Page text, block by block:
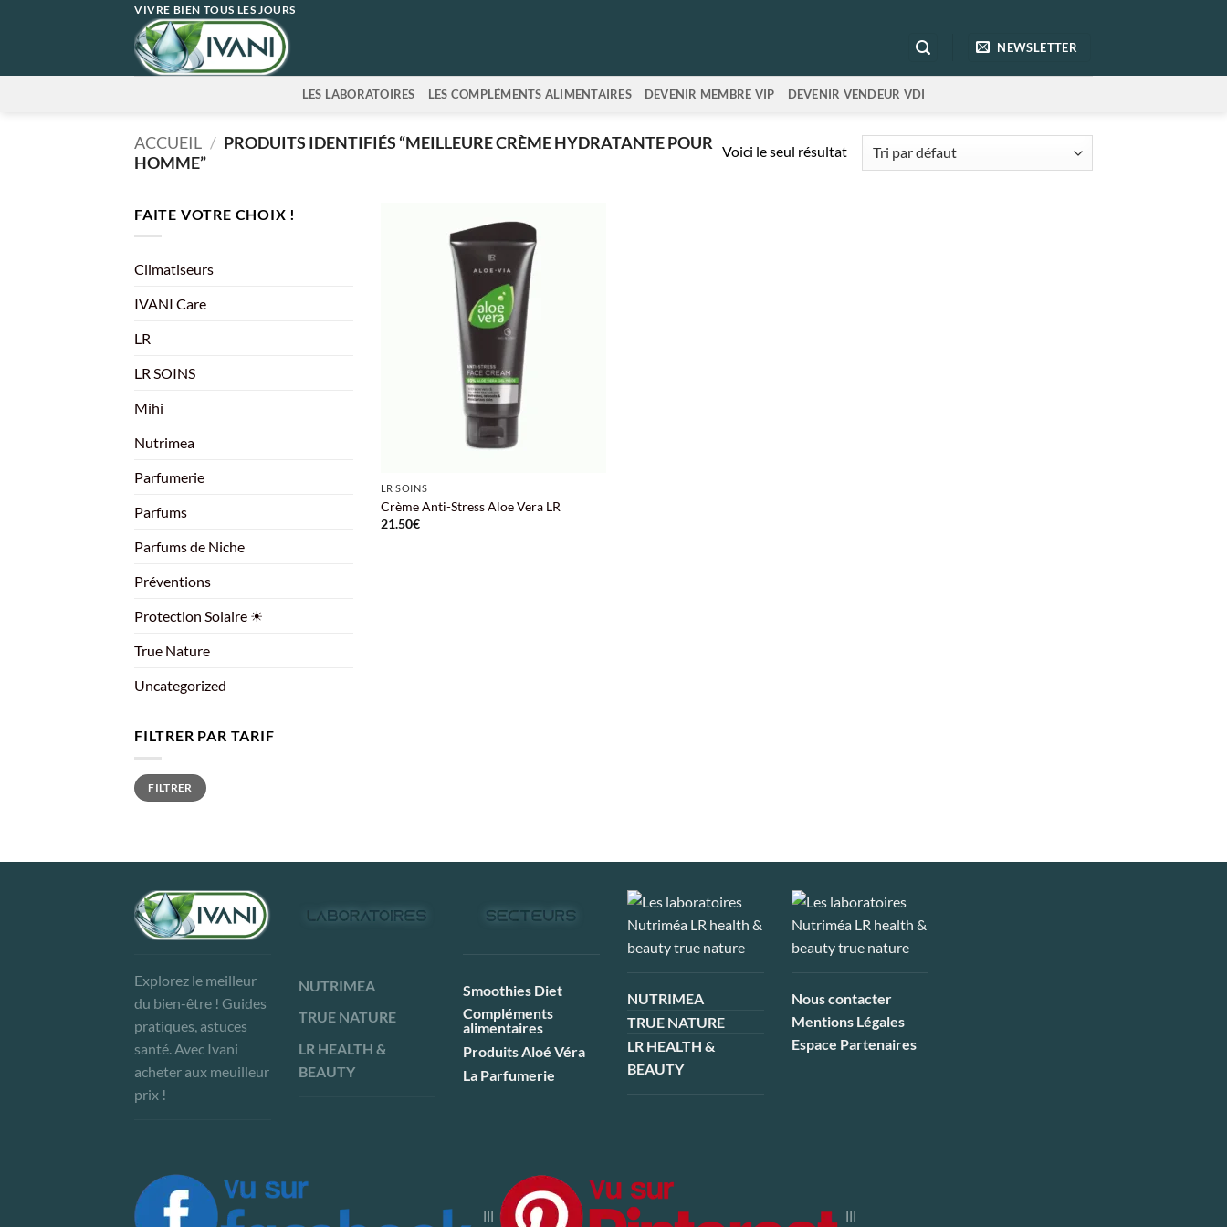
VIVRE BIEN TOUS LES JOURS
NEWSLETTER
LES LABORATOIRES LES COMPLÉMENTS ALIMENTAIRES DEVENIR MEMBRE VIP DEVENIR VENDEUR VDI
ACCUEIL / PRODUITS IDENTIFIÉS “MEILLEURE CRÈME HYDRATANTE POUR
HOMME”
Voici le seul résultat
FAITE VOTRE CHOIX !
Climatiseurs
IVANI Care
LR
LR SOINS
Mihi
Nutrimea
Parfumerie
Parfums
Parfums de Niche
Préventions
Protection Solaire ☀
True Nature
Uncategorized
FILTRER PAR TARIF
Prix
min
Prix
maxFILTRER
LR SOINS
Crème Anti-Stress Aloe Vera LR
21.50€
Explorez le meilleur
du bien-être ! Guides
pratiques, astuces
santé. Avec Ivani
acheter aux meuilleur
prix !
NUTRIMEA
TRUE NATURE
LR HEALTH &
BEAUTY
Smoothies Diet
Compléments
alimentaires
Produits Aloé Véra
La Parfumerie
NUTRIMEA
TRUE NATURE
LR HEALTH &
BEAUTY
Nous contacter
Mentions Légales
Espace Partenaires
||| |||